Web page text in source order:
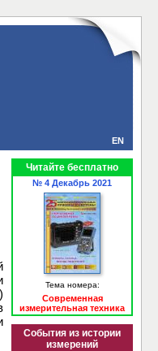
EN
Читайте бесплатно
№ 4 Декабрь 2021
Тема номера:
Современная
измерительная техника
События из истории
измерений